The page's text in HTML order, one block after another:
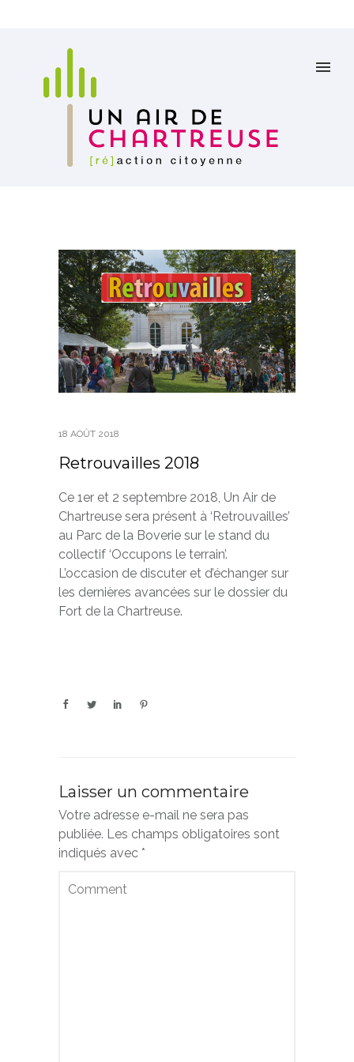
18 AOÛT 2018
Retrouvailles 2018
Ce 1er et 2 septembre 2018, Un Air de
Chartreuse sera présent à ‘Retrouvailles’
au Parc de la Boverie sur le stand du
collectif ‘Occupons le terrain’.
L’occasion de discuter et d’échanger sur
les dernières avancées sur le dossier du
Fort de la Chartreuse.
Laisser un commentaire
Votre adresse e-mail ne sera pas
publiée. Les champs obligatoires sont
indiqués avec *